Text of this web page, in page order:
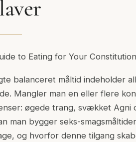
to Eating for Your
balanceret måltid indeholder
Mangler man en eller flere
øgede trang, svækket Agni
man bygger seks-
og hvorfor denne tilgang